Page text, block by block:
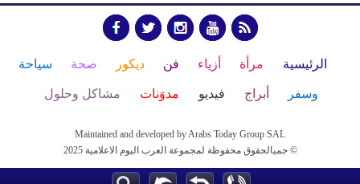
الرئيسية مرأة أزياء فن ديكور صحة سياحة
وسفر أبراج فيديو مدوَنات مشاكل وحلول
Maintained and developed by Arabs Today Group SAL
جميالحقوق محفوظة لمجموعة العرب اليوم الاعلامية 2025 ©